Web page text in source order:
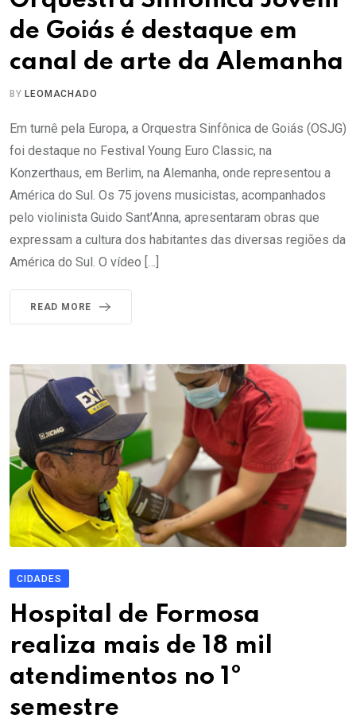
de Goiás é destaque em
canal de arte da Alemanha
BY LEOMACHADO
Em turnê pela Europa, a Orquestra Sinfônica de Goiás (OSJG)
foi destaque no Festival Young Euro Classic, na
Konzerthaus, em Berlim, na Alemanha, onde representou a
América do Sul. Os 75 jovens musicistas, acompanhados
pelo violinista Guido Sant’Anna, apresentaram obras que
expressam a cultura dos habitantes das diversas regiões da
América do Sul. O vídeo […]
READ MORE
CIDADES
Hospital de Formosa
realiza mais de 18 mil
atendimentos no 1º
semestre